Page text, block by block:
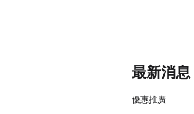
最新消息
優惠推廣